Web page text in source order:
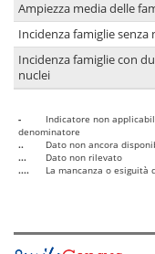
Ampiezza media delle
Incidenza famiglie senza
Incidenza famiglie con
nuclei
-
Indicatore non
denominatore
..
Dato non ancora
...
Dato non rilevato
....
La mancanza o